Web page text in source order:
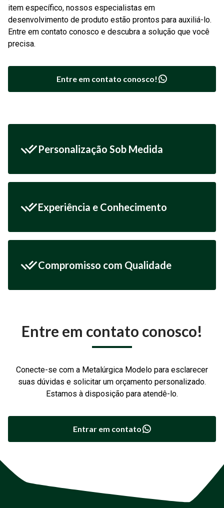
item específico, nossos especialistas em
desenvolvimento de produto estão prontos para auxiliá-lo.
Entre em contato conosco e descubra a solução que você
precisa.
Entre em contato conosco!
Personalização Sob Medida
Experiência e Conhecimento
Compromisso com Qualidade
Entre em contato conosco!
Conecte-se com a Metalúrgica Modelo para esclarecer
suas dúvidas e solicitar um orçamento personalizado.
Estamos à disposição para atendê-lo.
Entrar em contato